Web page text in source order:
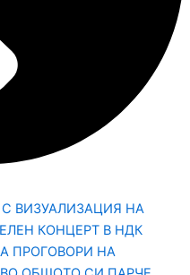
ВИЗУАЛИЗАЦИЯ НА
КОНЦЕРТ В НДК
ПРОГОВОРИ НА